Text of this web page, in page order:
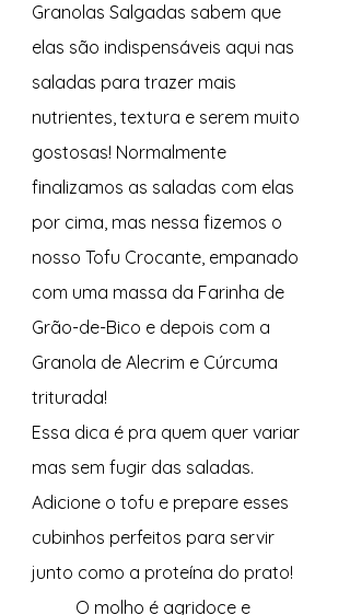
Granolas Salgadas sabem que
elas são indispensáveis aqui nas
saladas para trazer mais
nutrientes, textura e serem muito
gostosas! Normalmente
finalizamos as saladas com elas
por cima, mas nessa fizemos o
nosso Tofu Crocante, empanado
com uma massa da Farinha de
Grão-de-Bico e depois com a
Granola de Alecrim e Cúrcuma
triturada!
Essa dica é pra quem quer variar
mas sem fugir das saladas.
Adicione o tofu e prepare esses
cubinhos perfeitos para servir
junto como a proteína do prato!